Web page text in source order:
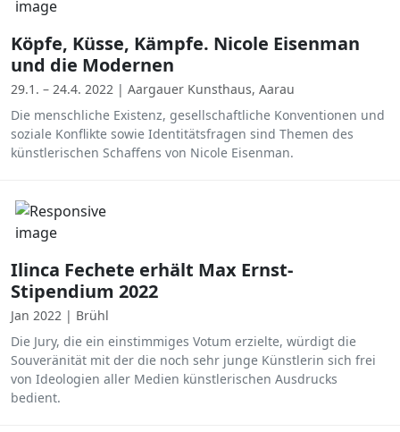
Köpfe, Küsse, Kämpfe. Nicole Eisenman
und die Modernen
29.1. – 24.4. 2022 | Aargauer Kunsthaus, Aarau
Die menschliche Existenz, gesellschaftliche Konventionen und
soziale Konflikte sowie Identitätsfragen sind Themen des
künstlerischen Schaffens von Nicole Eisenman.
Ilinca Fechete erhält Max Ernst-
Stipendium 2022
Jan 2022 | Brühl
Die Jury, die ein einstimmiges Votum erzielte, würdigt die
Souveränität mit der die noch sehr junge Künstlerin sich frei
von Ideologien aller Medien künstlerischen Ausdrucks
bedient.